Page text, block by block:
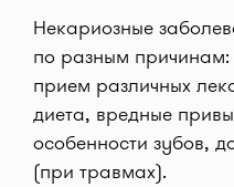
Некариозные
по разным причинам:
прием различных
диета, вредные
особенности зубов,
(при травмах).